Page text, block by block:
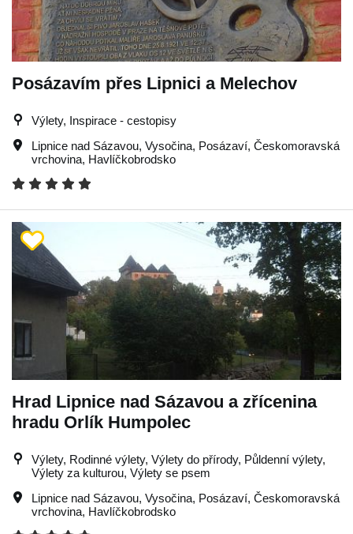
Posázavím přes Lipnici a Melechov
Výlety, Inspirace - cestopisy
Lipnice nad Sázavou, Vysočina, Posázaví, Českomoravská
vrchovina, Havlíčkobrodsko
Hrad Lipnice nad Sázavou a zřícenina
hradu Orlík Humpolec
Výlety, Rodinné výlety, Výlety do přírody, Půldenní výlety,
Výlety za kulturou, Výlety se psem
Lipnice nad Sázavou, Vysočina, Posázaví, Českomoravská
vrchovina, Havlíčkobrodsko